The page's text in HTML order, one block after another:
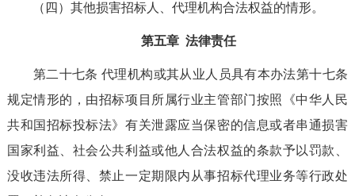
（四）其他损害招标人、代理机构合法权益的情形。
第五章 法律责任
第二十七条代理机构或其从业人员具有本办法第十七条
规定情形的，由招标项目所属行业主管部门按照《中华人民
共和国招标投标法》有关泄露应当保密的信息或者串通损害
国家利益、社会公共利益或他人合法权益的条款予以罚款、
没收违法所得、禁止一定期限内从事招标代理业务等行政处